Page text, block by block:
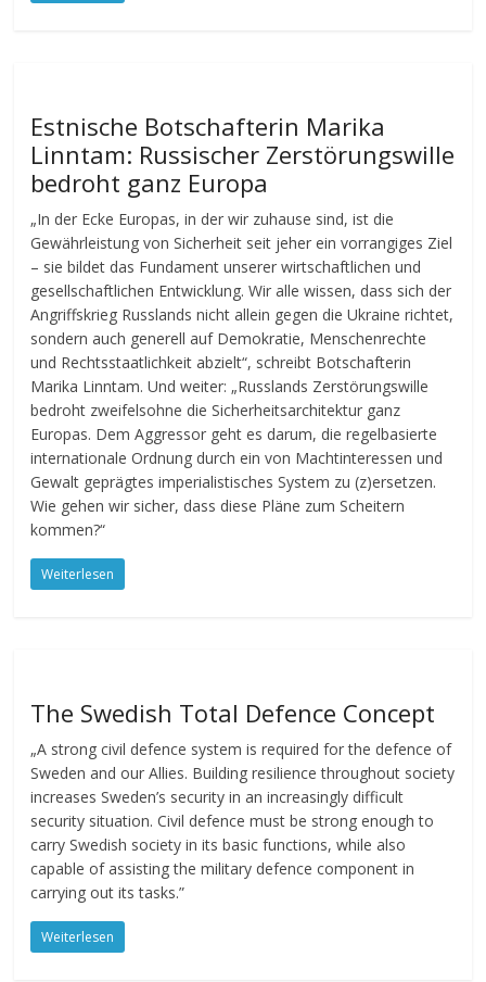
Estnische Botschafterin Marika
Linntam: Russischer Zerstörungswille
bedroht ganz Europa
„In der Ecke Europas, in der wir zuhause sind, ist die
Gewährleistung von Sicherheit seit jeher ein vorrangiges Ziel
– sie bildet das Fundament unserer wirtschaftlichen und
gesellschaftlichen Entwicklung. Wir alle wissen, dass sich der
Angriffskrieg Russlands nicht allein gegen die Ukraine richtet,
sondern auch generell auf Demokratie, Menschenrechte
und Rechtsstaatlichkeit abzielt“, schreibt Botschafterin
Marika Linntam. Und weiter: „Russlands Zerstörungswille
bedroht zweifelsohne die Sicherheitsarchitektur ganz
Europas. Dem Aggressor geht es darum, die regelbasierte
internationale Ordnung durch ein von Machtinteressen und
Gewalt geprägtes imperialistisches System zu (z)ersetzen.
Wie gehen wir sicher, dass diese Pläne zum Scheitern
kommen?“
Weiterlesen
The Swedish Total Defence Concept
„A strong civil defence system is required for the defence of
Sweden and our Allies. Building resilience throughout society
increases Sweden’s security in an increasingly difficult
security situation. Civil defence must be strong enough to
carry Swedish society in its basic functions, while also
capable of assisting the military defence component in
carrying out its tasks.”
Weiterlesen